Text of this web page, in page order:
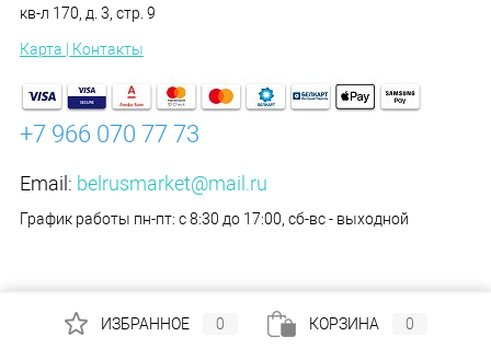
кв-л 170, д. 3, стр. 9
Карта | Контакты
+7 966 070 77 73
Email: belrusmarket@mail.ru
График работы пн-пт: с 8:30 до 17:00, сб-вс - выходной
ИЗБРАННОЕ 0 КОРЗИНА
0